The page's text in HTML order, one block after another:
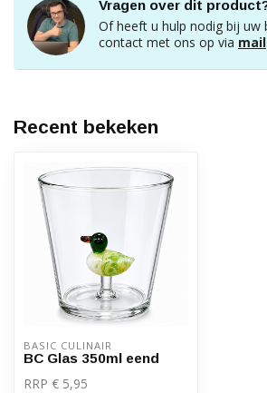
Vragen over dit
Of heeft u hulp nodig bij uw
contact met ons op via mail
Recent bekeken
BASIC CULINAIR
BC Glas 350ml eend
RRP € 5,95